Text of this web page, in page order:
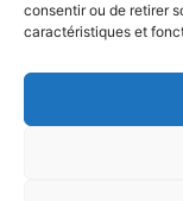
consentir ou de retirer
caractéristiques et